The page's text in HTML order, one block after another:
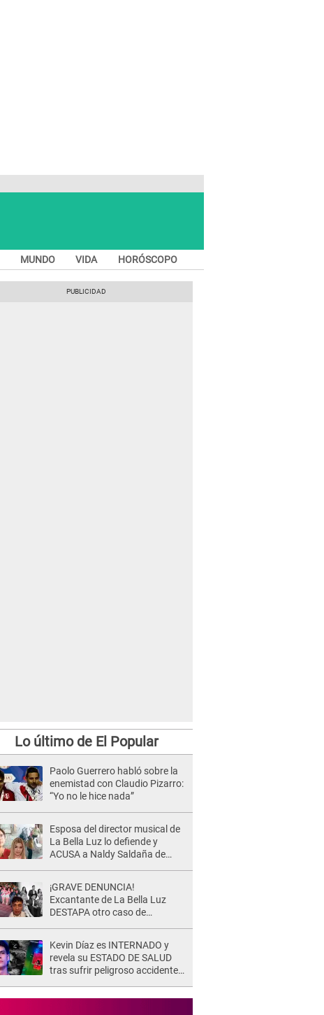
MUNDO VIDA HORÓSCOPO
Lo último de El Popular
Paolo Guerrero habló sobre la
enemistad con Claudio Pizarro:
“Yo no le hice nada”
Esposa del director musical de
La Bella Luz lo defiende y
ACUSA a Naldy Saldaña de
¡GRAVE DENUNCIA!
Excantante de La Bella Luz
DESTAPA otro caso de
represalias: "Yo siempre..."
Kevin Díaz es INTERNADO y
revela su ESTADO DE SALUD
tras sufrir peligroso accidente